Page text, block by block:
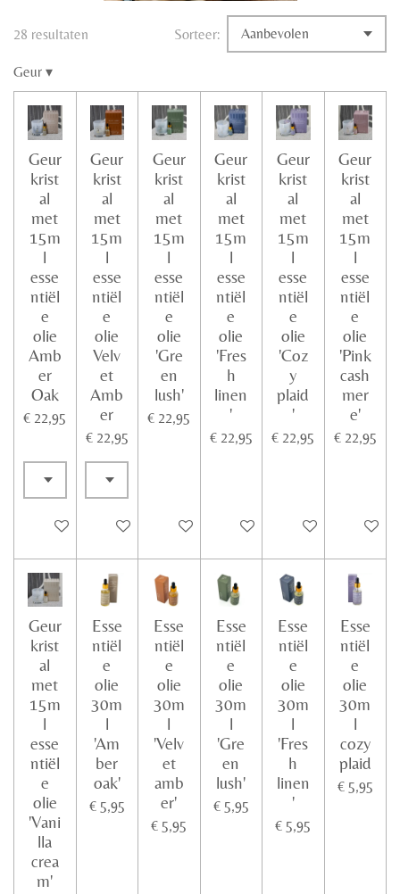
28 resultaten Sorteer:
Geur ▾
Geur
krist
al
met
15m
l
esse
ntiël
e
olie
Amb
er
Oak
€ 22,95
In winkelwagen
Geur
krist
al
met
15m
l
esse
ntiël
e
olie
Velv
et
Amb
er
€ 22,95
In winkelwagen
Geur
krist
al
met
15m
l
esse
ntiël
e
olie
'Gre
en
lush'
€ 22,95
In winkelwagen
Geur
krist
al
met
15m
l
esse
ntiël
e
olie
'Fres
h
linen
'
€ 22,95
In winkelwagen
Geur
krist
al
met
15m
l
esse
ntiël
e
olie
'Coz
y
plaid
'
€ 22,95
In winkelwagen
Geur
krist
al
met
15m
l
esse
ntiël
e
olie
'Pink
cash
mer
e'
€ 22,95
In
Geur
krist
al
met
15m
l
esse
ntiël
e
olie
'Vani
lla
crea
m'
Esse
ntiël
e
olie
30m
l
'Am
ber
oak'
€ 5,95
Esse
ntiël
e
olie
30m
l
'Velv
et
amb
er'
€ 5,95
Esse
ntiël
e
olie
30m
l
'Gre
en
lush'
€ 5,95
Esse
ntiël
e
olie
30m
l
'Fres
h
linen
'
€ 5,95
Esse
ntiël
e
olie
30m
l
cozy
plaid
€ 5,95